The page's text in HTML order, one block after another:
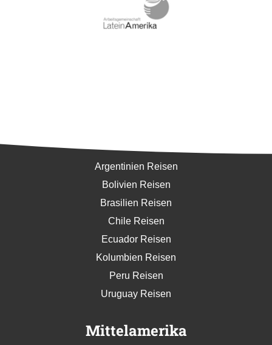
Argentinien Reisen
Bolivien Reisen
Brasilien Reisen
Chile Reisen
Ecuador Reisen
Kolumbien Reisen
Peru Reisen
Uruguay Reisen
Mittelamerika